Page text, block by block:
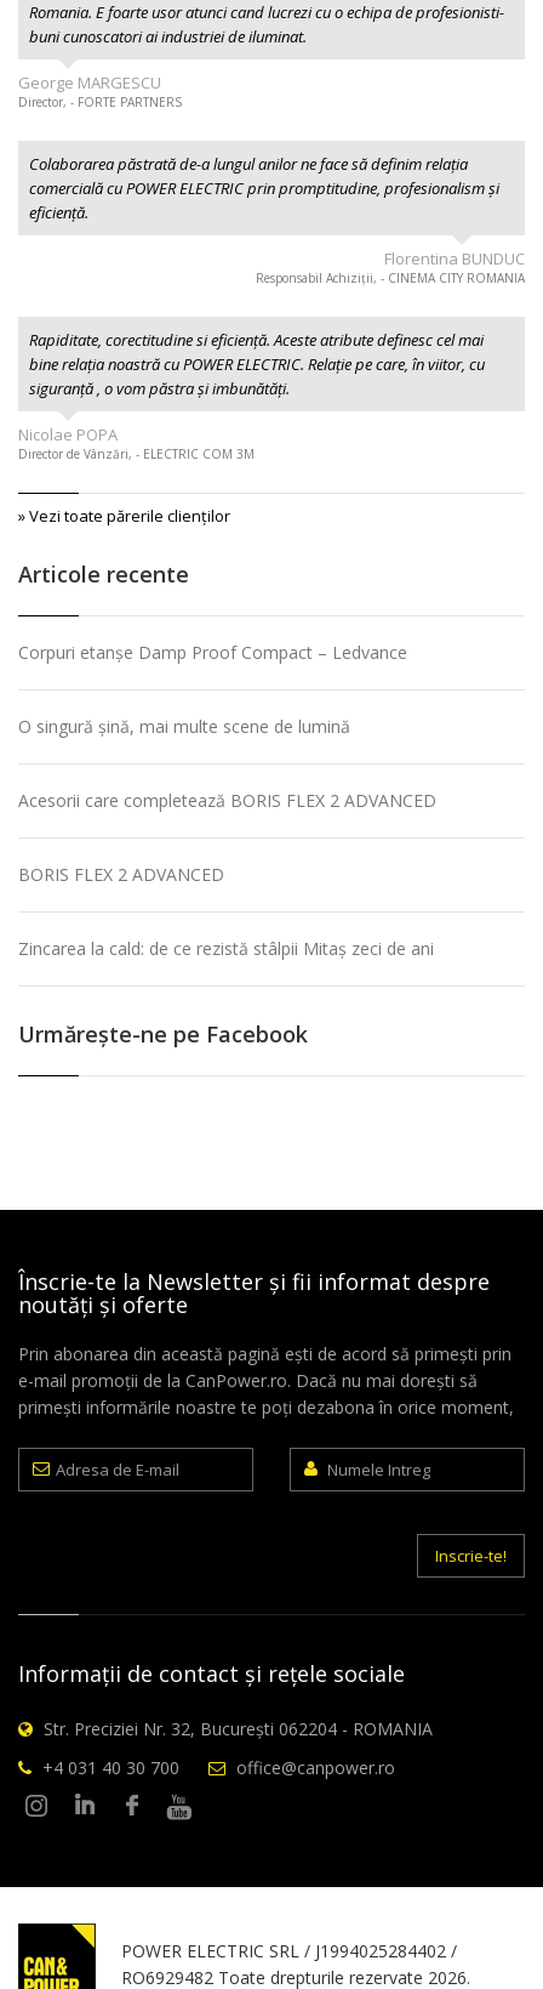
Romania. E foarte usor atunci cand lucrezi cu o echipa de profesionisti-
buni cunoscatori ai industriei de iluminat.
George MARGESCU
Director, - FORTE PARTNERS
Colaborarea păstrată de-a lungul anilor ne face să definim relația
comercială cu POWER ELECTRIC prin promptitudine, profesionalism şi
eficiență.
Florentina BUNDUC
Responsabil Achiziții, - CINEMA CITY ROMANIA
Rapiditate, corectitudine si eficiență. Aceste atribute definesc cel mai
bine relația noastră cu POWER ELECTRIC. Relație pe care, în viitor, cu
siguranță , o vom păstra și imbunătăți.
Nicolae POPA
Director de Vânzări, - ELECTRIC COM 3M
» Vezi toate părerile clienţilor
Articole recente
Corpuri etanșe Damp Proof Compact – Ledvance
O singură șină, mai multe scene de lumină
Acesorii care completează BORIS FLEX 2 ADVANCED
BORIS FLEX 2 ADVANCED
Zincarea la cald: de ce rezistă stâlpii Mitaș zeci de ani
Urmăreşte-ne pe Facebook
Înscrie-te la Newsletter și fii informat despre
noutăți și oferte
Prin abonarea din această pagină ești de acord să primești prin
e-mail promoții de la CanPower.ro. Dacă nu mai dorești să
primești informările noastre te poți dezabona în orice moment,
Adresa
de
Numele
Intreg
Inscrie-te!
Informații de contact și rețele sociale
Str. Preciziei Nr. 32, București 062204 - ROMANIA
+4 031 40 30 700
office@canpower.ro
POWER ELECTRIC SRL / J1994025284402 /
RO6929482 Toate drepturile rezervate 2026.